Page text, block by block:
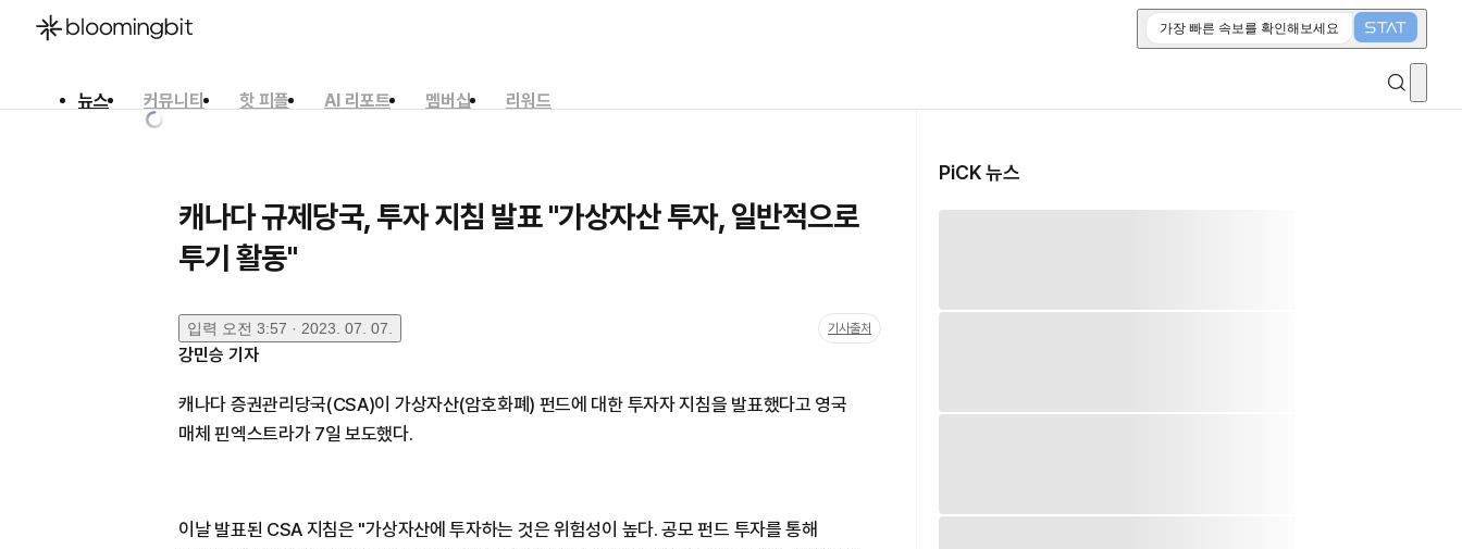
가장 빠른 속보를 확인해보세요
뉴스 커뮤니티 핫 피플 AI 리포트 멤버십
리워드
캐나다 규제당국, 투자 지침 발표 "가상자산 투자, 일반적으로
투기 활동"
입력 오전 3:57 · 2023. 07. 07. 기사출처
강민승 기자
캐나다 증권관리당국(CSA)이 가상자산(암호화폐) 펀드에 대한 투자자 지침을 발표했다고 영국
매체 핀엑스트라가 7일 보도했다.
이날 발표된 CSA 지침은 "가상자산에 투자하는 것은 위험성이 높다. 공모 펀드 투자를 통해
PiCK 뉴스